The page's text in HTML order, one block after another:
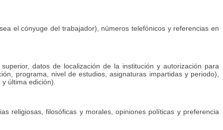
el cónyuge del trabajador), números telefónicos y referencias en
datos de localización de la institución y autorización para
programa, nivel de estudios, asignaturas impartidas y periodo),
última edición).
religiosas, filosóficas y morales, opiniones políticas y preferencia